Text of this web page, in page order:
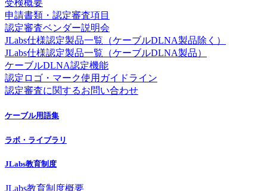
受検概要
申請書類・認定審査項目
認定審査ベンダー説明会
JLabs仕様認定製品一覧（ケーブルDLNA製品除く）
JLabs仕様認定製品一覧（ケーブルDLNA製品）
ケーブルDLNA認定機能
認定ロゴ・マーク使用ガイドライン
認定審査に関するお問い合わせ
ケーブル用語集
ラボ・ライブラリ
JLabs教育制度
JLabs教育制度概要